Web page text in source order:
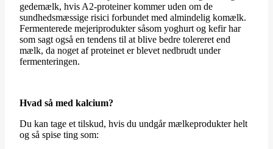
gedemælk, hvis A2-proteiner kommer uden om de
sundhedsmæssige risici forbundet med almindelig komælk.
Fermenterede mejeriprodukter såsom yoghurt og kefir har
som sagt også en tendens til at blive bedre tolereret end
mælk, da noget af proteinet er blevet nedbrudt under
fermenteringen.
Hvad så med kalcium?
Du kan tage et tilskud, hvis du undgår mælkeprodukter helt
og så spise ting som: